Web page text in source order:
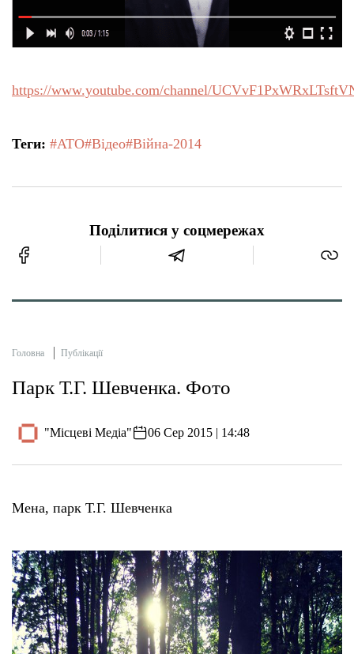
https://www.youtube.com/channel/
Теги: #АТО#Відео#Війна-2014
Поділитися у соцмережах
Головна Публікації
Парк Т.Г. Шевченка. Фото
"Місцеві Медіа" 06 Сер 2015 | 14:48
Мена, парк Т.Г. Шевченка